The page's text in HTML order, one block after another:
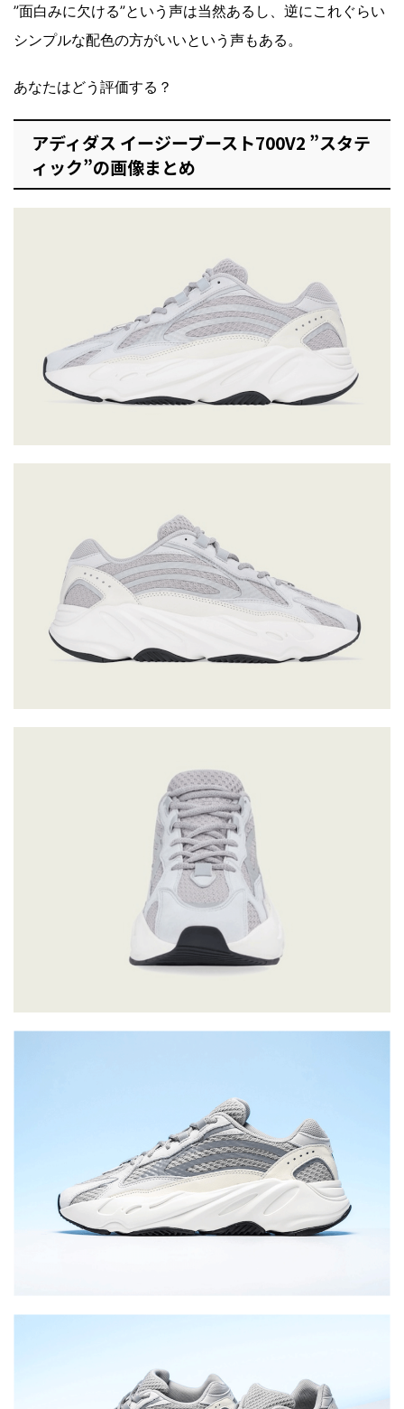
”面白みに欠ける”という声は当然あるし、逆にこれぐらい
シンプルな配色の方がいいという声もある。
あなたはどう評価する？
アディダス イージーブースト700V2 ”スタテ
ィック”の画像まとめ